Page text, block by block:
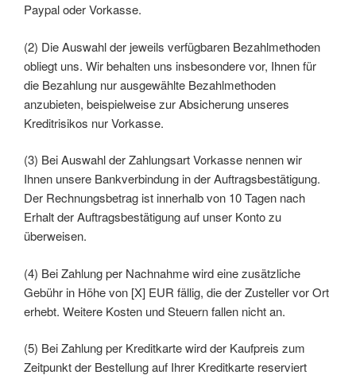
Paypal oder Vorkasse.
(2) Die Auswahl der jeweils verfügbaren Bezahlmethoden
obliegt uns. Wir behalten uns insbesondere vor, Ihnen für
die Bezahlung nur ausgewählte Bezahlmethoden
anzubieten, beispielweise zur Absicherung unseres
Kreditrisikos nur Vorkasse.
(3) Bei Auswahl der Zahlungsart Vorkasse nennen wir
Ihnen unsere Bankverbindung in der Auftragsbestätigung.
Der Rechnungsbetrag ist innerhalb von 10 Tagen nach
Erhalt der Auftragsbestätigung auf unser Konto zu
überweisen.
(4) Bei Zahlung per Nachnahme wird eine zusätzliche
Gebühr in Höhe von [X] EUR fällig, die der Zusteller vor Ort
erhebt. Weitere Kosten und Steuern fallen nicht an.
(5) Bei Zahlung per Kreditkarte wird der Kaufpreis zum
Zeitpunkt der Bestellung auf Ihrer Kreditkarte reserviert